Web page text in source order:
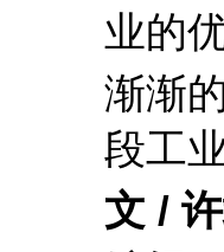
业的
渐渐
段工
文 /